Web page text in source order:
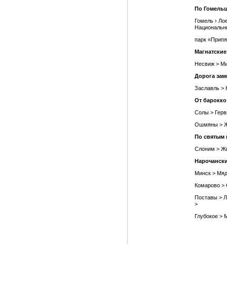
По
Гомель ›
парк
Несвиж >
Дорога
Заславль >
От барокко
Солы >
Ошмяны >
По святым
Слоним >
Минск >
Комарово >
Поставы >
>
Глубокое >